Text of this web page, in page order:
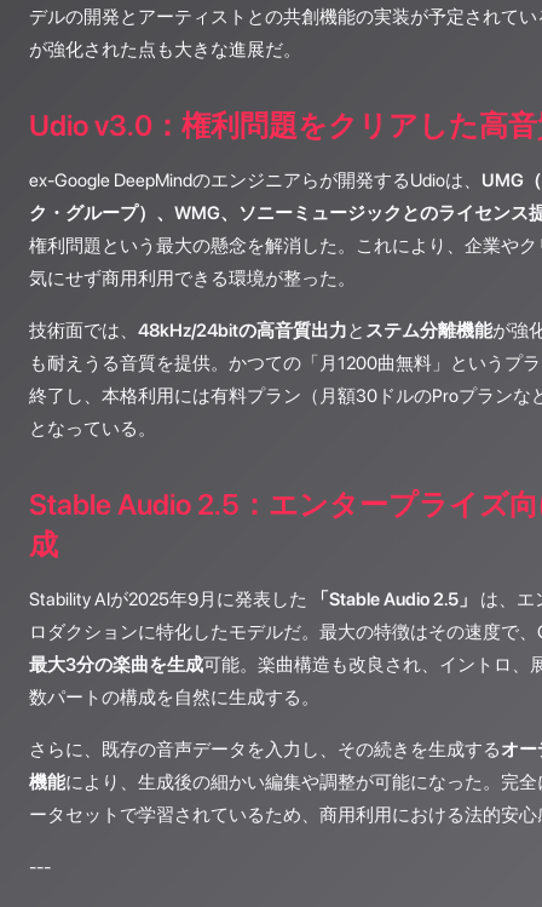
デルの開発とアーティストとの共創機能の実装が予定されて
が強化された点も大きな進展だ。
Udio v3.0：権利問題をクリアした高
ex-Google DeepMindのエンジニアらが開発するUdioは、 UMG
ク・グループ）、WMG、ソニーミュージックとのライセンス
権利問題という最大の懸念を解消した。これにより、企業や
気にせず商用利用できる環境が整った。
技術面では、 48kHz/24bitの高音質出力と ステム分離機能が強
も耐えうる音質を提供。かつての「月1200曲無料」というプ
終了し、本格利用には有料プラン（月額30ドルのProプランな
となっている。
Stable Audio 2.5：エンタープライズ
成
Stability AIが2025年9月に発表した 「Stable Audio 2.5」
は、エ
ロダクションに特化したモデルだ。最大の特徴はその速度で、
最大3分の楽曲を生成可能。楽曲構造も改良され、イントロ、
数パートの構成を自然に生成する。
さらに、既存の音声データを入力し、その続きを生成するオ
機能により、生成後の細かい編集や調整が可能になった。完
ータセットで学習されているため、商用利用における法的安
---